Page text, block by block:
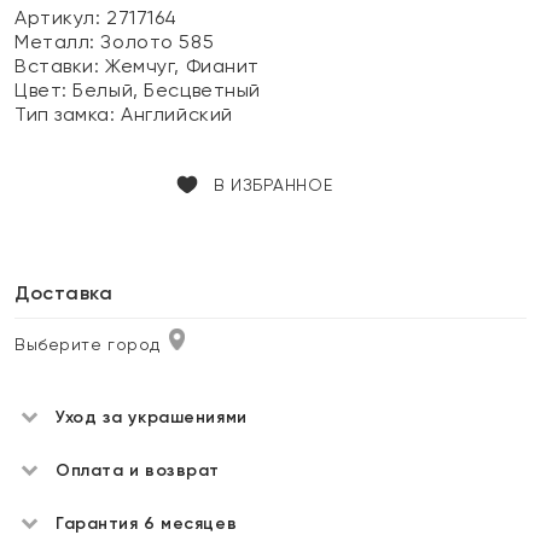
Артикул: 2717164
Металл:Золото 585
Вставки:Жемчуг, Фианит
Цвет:Белый, Бесцветный
Тип замка:Английский
В ИЗБРАННОЕ
Доставка
Выберите город
Уход за украшениями
Оплата и возврат
Гарантия 6 месяцев